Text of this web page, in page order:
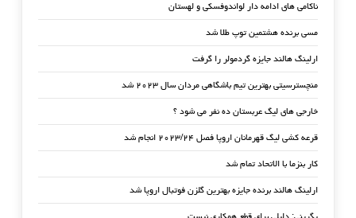
ناکامی های ادامه دار لواندوفسکی و لهستان
مسی برنده هشتمین توپ طلا شد
ارلینگ هالند جایزه گردمولر را گرفت
منچسترسیتی بهترین تیم باشگاهی مردان سال ۲۰۲۳ شد
خارجی های لیگ عربستان ده نفر می شود ؟
قرعه کشی لیگ قهرمانان اروپا فصل ۲۰۲۳/۲۴ انجام شد
کار بنزما با الاتحاد تمام شد
ارلینگ هالند برنده جایزه بهترین گلزن فوتبال اروپا شد